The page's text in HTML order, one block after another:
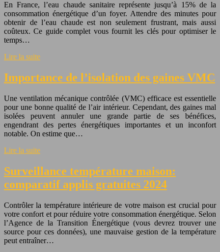
En France, l’eau chaude sanitaire représente jusqu’à 15% de la
consommation énergétique d’un foyer. Attendre des minutes pour
obtenir de l’eau chaude est non seulement frustrant, mais aussi
coûteux. Ce guide complet vous fournit les clés pour optimiser le
temps…
Lire la suite
Importance de l’isolation des gaines VMC
Une ventilation mécanique contrôlée (VMC) efficace est essentielle
pour une bonne qualité de l’air intérieur. Cependant, des gaines mal
isolées peuvent annuler une grande partie de ses bénéfices,
engendrant des pertes énergétiques importantes et un inconfort
notable. On estime que…
Lire la suite
Surveillance température maison:
comparatif applis gratuites 2024
Contrôler la température intérieure de votre maison est crucial pour
votre confort et pour réduire votre consommation énergétique. Selon
l’Agence de la Transition Énergétique (vous devrez trouver une
source pour ces données), une mauvaise gestion de la température
peut entraîner…